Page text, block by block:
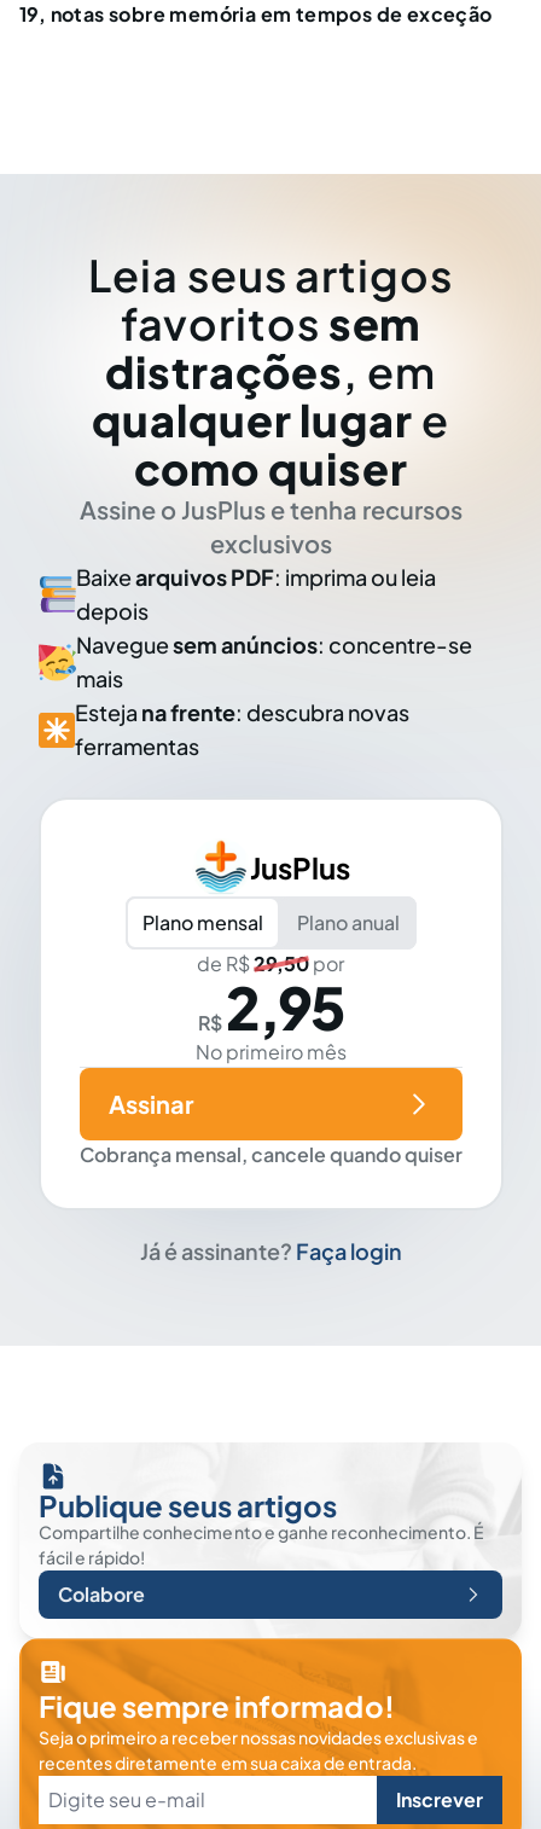
19, notas sobre memória em tempos de exceção
Leia seus artigos
favoritos sem
distrações, em
qualquer lugar e
como quiser
Assine o JusPlus e tenha recursos
exclusivos
Baixearquivos PDF: imprima ou leia
depois
Naveguesem anúncios: concentre-se
mais
Esteja na frente: descubra novas
ferramentas
JusPlus
Plano mensal
Plano anual
de R$29,50por
R$ 2,95
No primeiro mês
Cobrança mensal, cancele quando quiser
Assinar
Já é assinante? Faça login
Publique seus artigos
Compartilhe conhecimento e ganhe reconhecimento. É
fácil e rápido!
Colabore
Fique sempre informado!
Seja o primeiro a receber nossas novidades exclusivas e
recentes diretamente em sua caixa de entrada.
Inscrever